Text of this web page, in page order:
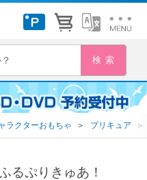
ラクターおもちゃ ＞ プリキュア ＞
るぷりきゅあ！